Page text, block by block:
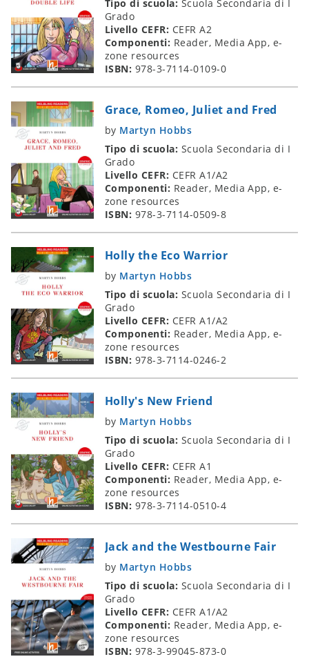
Tipo di scuola: Scuola Secondaria di I
Grado
Livello CEFR: CEFR A2
Componenti: Reader, Media App, e-
zone resources
ISBN: 978-3-7114-0109-0
Grace, Romeo, Juliet and Fred
by Martyn Hobbs
Tipo di scuola: Scuola Secondaria di I
Grado
Livello CEFR: CEFR A1/A2
Componenti: Reader, Media App, e-
zone resources
ISBN: 978-3-7114-0509-8
Holly the Eco Warrior
by Martyn Hobbs
Tipo di scuola: Scuola Secondaria di I
Grado
Livello CEFR: CEFR A1/A2
Componenti: Reader, Media App, e-
zone resources
ISBN: 978-3-7114-0246-2
Holly's New Friend
by Martyn Hobbs
Tipo di scuola: Scuola Secondaria di I
Grado
Livello CEFR: CEFR A1
Componenti: Reader, Media App, e-
zone resources
ISBN: 978-3-7114-0510-4
Jack and the Westbourne Fair
by Martyn Hobbs
Tipo di scuola: Scuola Secondaria di I
Grado
Livello CEFR: CEFR A1/A2
Componenti: Reader, Media App, e-
zone resources
ISBN: 978-3-99045-873-0